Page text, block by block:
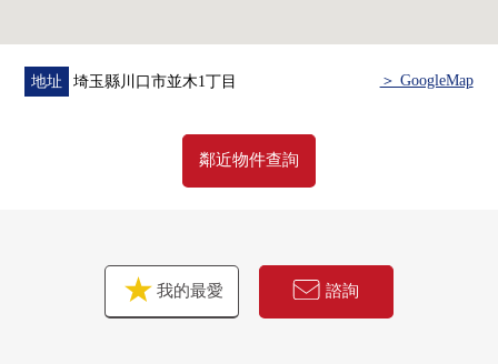
地址 埼玉縣川口市並木1丁目 ＞ GoogleMap
鄰近物件查詢
我的最愛 諮詢